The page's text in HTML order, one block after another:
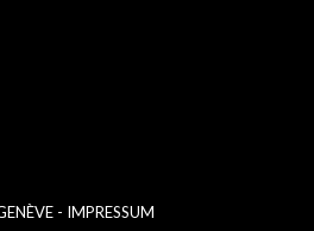
- IMPRESSUM